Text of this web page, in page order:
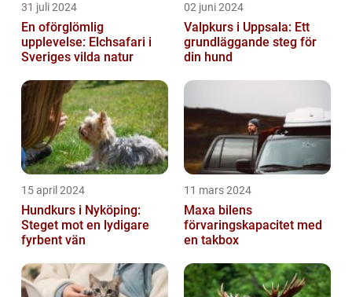
31 juli 2024
En oförglömlig
upplevelse: Elchsafari i
Sveriges vilda natur
02 juni 2024
Valpkurs i Uppsala: Ett
grundläggande steg för
din hund
15 april 2024
Hundkurs i Nyköping:
Steget mot en lydigare
fyrbent vän
11 mars 2024
Maxa bilens
förvaringskapacitet med
en takbox